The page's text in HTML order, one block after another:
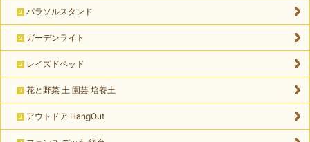
パラソルスタンド
ガーデンライト
レイズドベッド
花と野菜 土 園芸 培養土
アウトドア HangOut